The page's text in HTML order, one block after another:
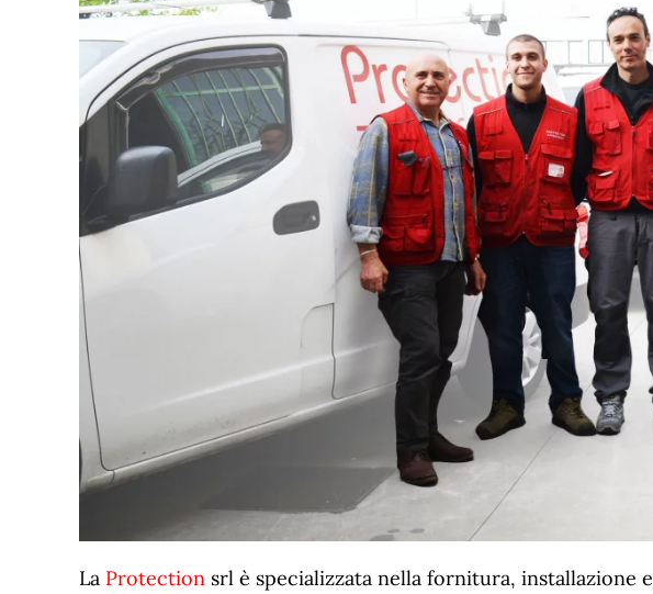
La Protection srl è specializzata nella fornitura, installazione e